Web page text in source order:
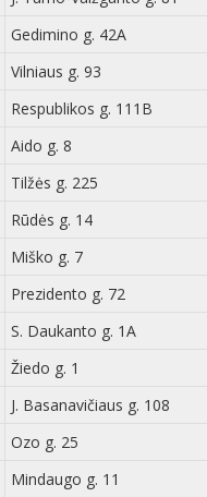
Gedimino g. 42A
Vilniaus g. 93
Respublikos g. 111B
Aido g. 8
Tilžės g. 225
Rūdės g. 14
Miško g. 7
Prezidento g. 72
S. Daukanto g. 1A
Žiedo g. 1
J. Basanavičiaus g. 108
Ozo g. 25
Mindaugo g. 11